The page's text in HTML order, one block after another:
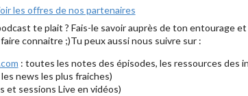
les offres de nos partenaires
te plait ? Fais-le savoir auprès de ton entourage
faire connaitre ;)Tu peux aussi nous suivre sur :
: toutes les notes des épisodes, les ressources des
news les plus fraiches)
et sessions Live en vidéos)